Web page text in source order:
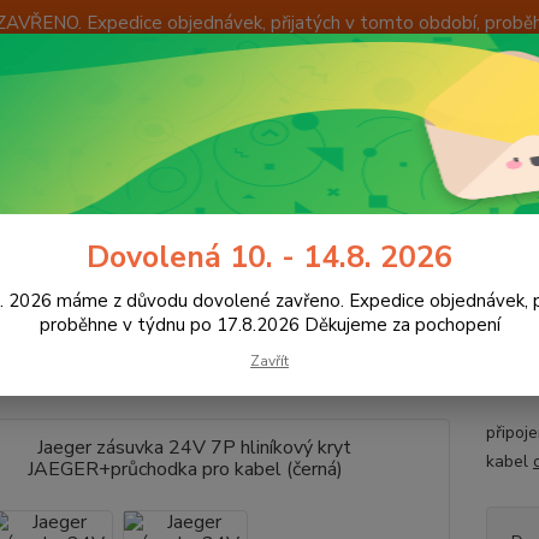
Expedice objednávek, přijatých v tomto období,
OKAMŽITÁ VÝMĚNA ZBOŽÍ
Hledat 8:00 -
Příslušenství pro vozíky Zásuvky, zástrčky Zásuvky a vidlice 24V
zásuvka 24V 7P hliníkový
kabel
Dovolená 10. - 14.8. 2026
2026 máme z důvodu dovolené zavřeno. Expedice
proběhne v týdnu po 17.8.2026 Děkujeme za pochopení
Zavřít